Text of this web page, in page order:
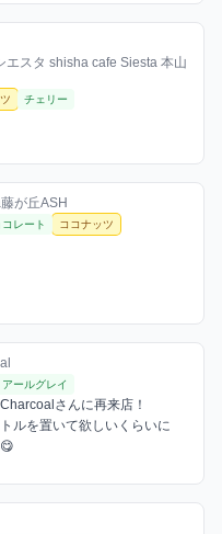
るシャ / 2025年11月22日
エスタ shisha cafe Siesta 本山
チェリー
る
シャ / 2025年11月24日
が丘ASH
レート ココナッツ
るシャ / 2025年11月29日
アールグレイ
さんに再来店！
ルを置いて欲しいくらいに
るシャ / 2025年12月2日